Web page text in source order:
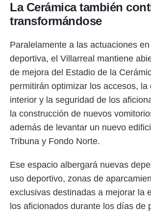
La Cerámica también
transformándose
Paralelamente a las actuaciones
deportiva, el Villarreal mantiene
de mejora del Estadio de la
permitirán optimizar los accesos, la
interior y la seguridad de los
la construcción de nuevos
además de levantar un nuevo
Tribuna y Fondo Norte.
Ese espacio albergará nuevas
uso deportivo, zonas de
exclusivas destinadas a mejorar la
los aficionados durante los días de